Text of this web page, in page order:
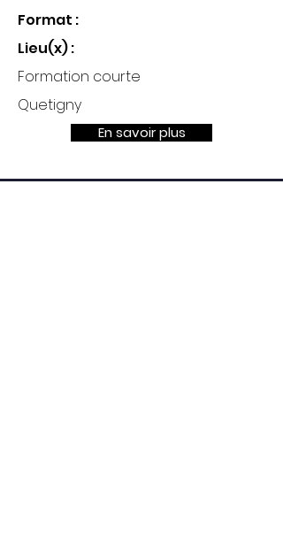
Format :
Lieu(x) :
Formation courte
Quetigny
En savoir plus